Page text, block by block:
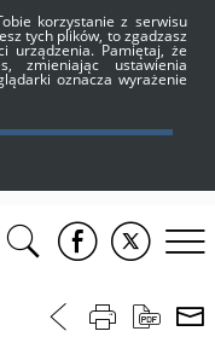
korzystanie z serwisu
tych plików, to zgadzasz
urządzenia. Pamiętaj, że
zmieniając ustawienia
oznacza wyrażenie